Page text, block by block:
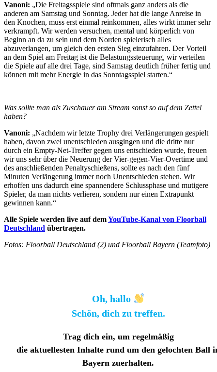
Vanoni: „Die Freitagsspiele sind oftmals ganz anders als die
anderen am Samstag und Sonntag. Jeder hat die lange Anreise in
den Knochen, muss erst einmal reinkommen, alles wirkt immer sehr
verkrampft. Wir werden versuchen, mental und körperlich von
Beginn an da zu sein und dem Norden spielerisch alles
abzuverlangen, um gleich den ersten Sieg einzufahren. Der Vorteil
an dem Spiel am Freitag ist die Belastungssteuerung, wir verteilen
die Spiele auf alle drei Tage, sind Samstag deutlich früher fertig und
können mit mehr Energie in das Sonntagsspiel starten.“
Was sollte man als Zuschauer am Stream sonst so auf dem Zettel
haben?
Vanoni: „Nachdem wir letzte Trophy drei Verlängerungen gespielt
haben, davon zwei unentschieden ausgingen und die dritte nur
durch ein Empty-Net-Treffer gegen uns entschieden wurde, freuen
wir uns sehr über die Neuerung der Vier-gegen-Vier-Overtime und
des anschließenden Penaltyschießens, sollte es nach den fünf
Minuten Verlängerung immer noch Unentschieden stehen. Wir
erhoffen uns dadurch eine spannendere Schlussphase und mutigere
Spieler, da man nichts verlieren, sondern nur einen Extrapunkt
gewinnen kann.“
Alle Spiele werden live auf demYouTube-Kanal von Floorball
Deutschland übertragen.
Fotos: Floorball Deutschland (2) und Floorball Bayern (Teamfoto)
Oh, hallo
Schön, dich zu treffen.
Trag dich ein, um regelmäßig
die aktuellesten Inhalte rund um den gelochten Ball
Bayern zuerhalten.